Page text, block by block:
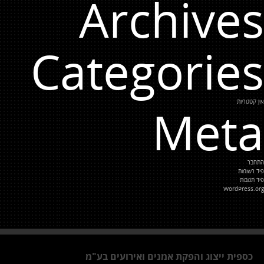
Archives
Categories
אין קטגוריות
Meta
התחבר
פיד רשומות
פיד תגובות
WordPress.org
כספית ייצוג והפקת אמנים ואירועים בע"מ